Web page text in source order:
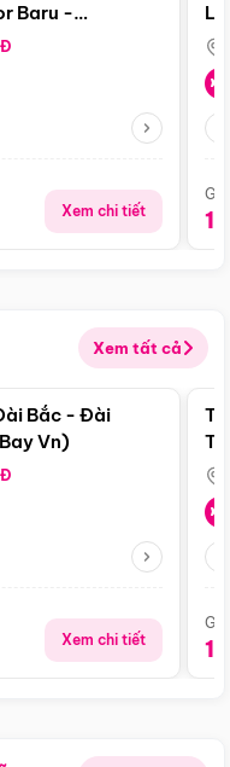
Baru -
Xem chi tiết
Xem tất cả
Điểm nổi bật
Bắc - Đài
Vn)
Xem chi tiết